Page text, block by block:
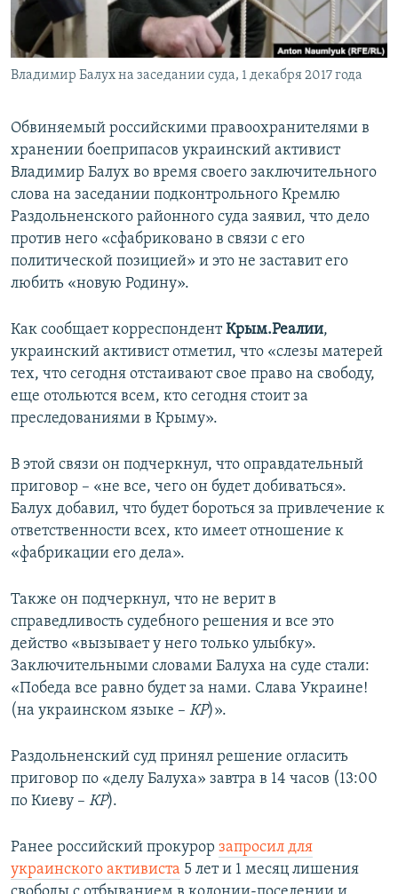
ПОБЕДИТЕЛЕЙ НЕ СУДЯТ?
КРЫМ.НЕПОКОРЕННЫЙ
ELIFBE
ПРИСОЕДИНЯЙТЕСЬ!
Все сайты RFE/RL
Владимир Балух на заседании суда, 1 декабря 2017 года
Обвиняемый российскими правоохранителями в
хранении боеприпасов украинский активист
Владимир Балух во время своего заключительного
слова на заседании подконтрольного Кремлю
Раздольненского районного суда заявил, что дело
против него «сфабриковано в связи с его
политической позицией» и это не заставит его
любить «новую Родину».
Как сообщает корреспондентКрым.Реалии,
украинский активист отметил, что «слезы матерей
тех, что сегодня отстаивают свое право на свободу,
еще отольются всем, кто сегодня стоит за
преследованиями в Крыму».
В этой связи он подчеркнул, что оправдательный
приговор – «не все, чего он будет добиваться».
Балух добавил, что будет бороться за привлечение к
ответственности всех, кто имеет отношение к
«фабрикации его дела».
Также он подчеркнул, что не верит в
справедливость судебного решения и все это
действо «вызывает у него только улыбку».
Заключительными словами Балуха на суде стали:
«Победа все равно будет за нами. Слава Украине!
(на украинском языке – КР)».
Раздольненский суд принял решение огласить
приговор по «делу Балуха» завтра в 14 часов (13:00
по Киеву – КР).
Ранее российский прокурор запросил для
украинского активиста 5 лет и 1 месяц лишения